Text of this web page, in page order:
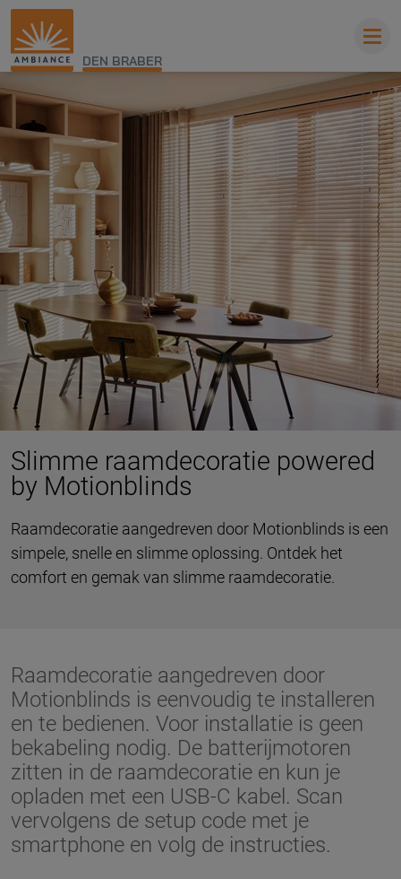
DEN BRABER
Slimme raamdecoratie powered
by Motionblinds
Raamdecoratie aangedreven door Motionblinds is een
simpele, snelle en slimme oplossing. Ontdek het
comfort en gemak van slimme raamdecoratie.
Raamdecoratie aangedreven door
Motionblinds is eenvoudig te installeren
en te bedienen. Voor installatie is geen
bekabeling nodig. De batterijmotoren
zitten in de raamdecoratie en kun je
opladen met een USB-C kabel. Scan
vervolgens de setup code met je
smartphone en volg de instructies.